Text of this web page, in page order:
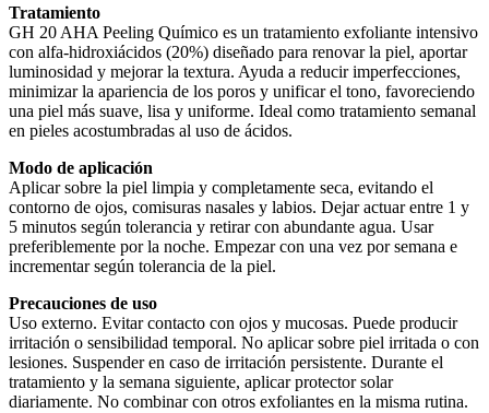
Tratamiento
GH 20 AHA Peeling Químico es un tratamiento exfoliante intensivo
con alfa-hidroxiácidos (20%) diseñado para renovar la piel, aportar
luminosidad y mejorar la textura. Ayuda a reducir imperfecciones,
minimizar la apariencia de los poros y unificar el tono, favoreciendo
una piel más suave, lisa y uniforme. Ideal como tratamiento semanal
en pieles acostumbradas al uso de ácidos.
Modo de aplicación
Aplicar sobre la piel limpia y completamente seca, evitando el
contorno de ojos, comisuras nasales y labios. Dejar actuar entre 1 y
5 minutos según tolerancia y retirar con abundante agua. Usar
preferiblemente por la noche. Empezar con una vez por semana e
incrementar según tolerancia de la piel.
Precauciones de uso
Uso externo. Evitar contacto con ojos y mucosas. Puede producir
irritación o sensibilidad temporal. No aplicar sobre piel irritada o con
lesiones. Suspender en caso de irritación persistente. Durante el
tratamiento y la semana siguiente, aplicar protector solar
diariamente. No combinar con otros exfoliantes en la misma rutina.